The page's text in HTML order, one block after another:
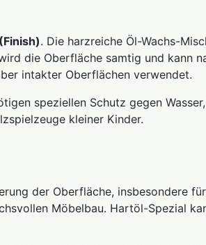
. Die harzreiche Öl-Wachs-
die Oberfläche samtig und kann
intakter Oberflächen verwendet.
speziellen Schutz gegen
kleiner Kinder.
der Oberfläche, insbesondere
Möbelbau. Hartöl-Spezial